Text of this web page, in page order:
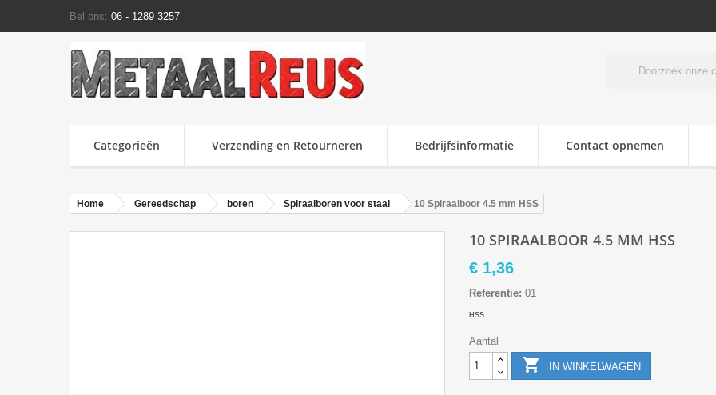
Bel ons: 06 - 1289 3257
Categorieën Verzending en Retourneren Bedrijfsinformatie Contact opnemen
Home Gereedschap boren Spiraalboren voor staal 10 Spiraalboor 4.5 mm HSS
10 SPIRAALBOOR 4.5 MM HSS
€ 1,36
Referentie: 01
HSS
Aantal
 IN WINKELWAGEN